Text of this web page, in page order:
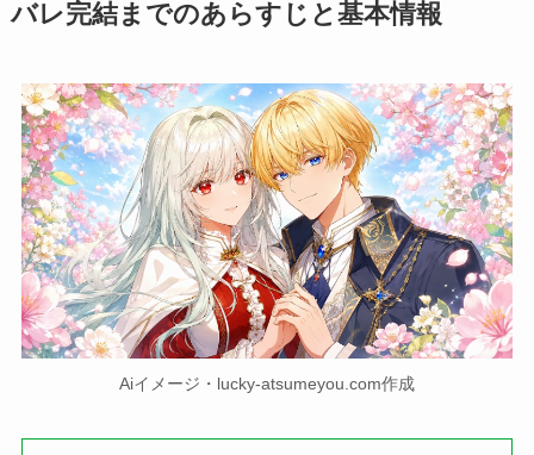
バレ完結までのあらすじと基本情報
Aiイメージ・lucky-atsumeyou.com作成